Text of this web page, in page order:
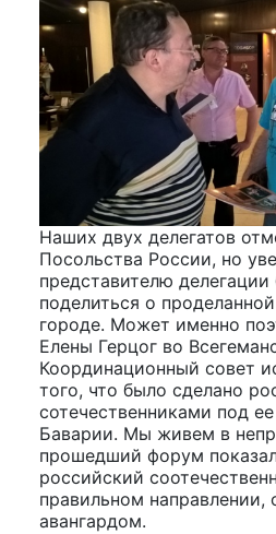
Наших двух делегатов
Посольства России, но
представителю
поделиться о
городе. Может именно
Елены Герцог во
Координационный совет
того, что было сделано
сотечественниками под
Баварии. Мы живем в
прошедший форум
российский
правильном направлении,
авангардом.